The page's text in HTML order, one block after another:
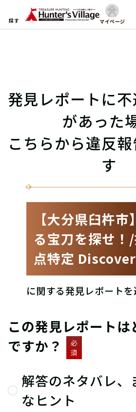
探す マイページ
発見レポートに
があった
こちらから違反
す
【大分県臼杵
る宝刀を探せ！
点特定
に関する発見レポート
この発見レポートは
ですか？
必
須
解答のネタバレ、
なヒント